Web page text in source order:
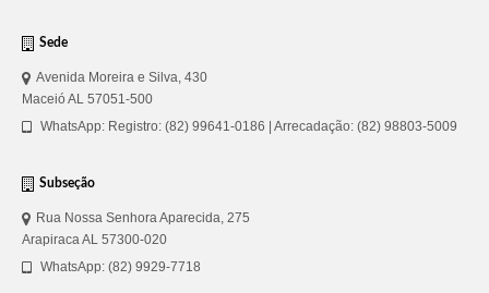
Sede
Avenida Moreira e Silva, 430
Maceió AL 57051-500
WhatsApp: Registro: (82) 99641-0186 | Arrecadação: (82) 98803-5009
Subseção
Rua Nossa Senhora Aparecida, 275
Arapiraca AL 57300-020
WhatsApp: (82) 9929-7718